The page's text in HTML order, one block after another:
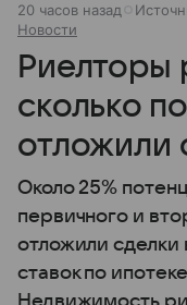
20 часов назад
Новости
Риелторы
сколько
отложили
Около 25%
первичного и
отложили сделки
ставок по